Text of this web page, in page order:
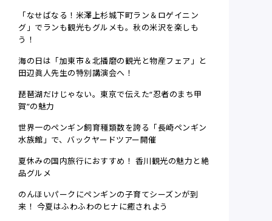
「なせばなる！米澤上杉城下町ラン＆ロゲイニン
グ」でランも観光もグルメも。秋の米沢を楽しも
う！
海の日は「加東市＆北播磨の観光と物産フェア」と
田辺眞人先生の特別講演会へ！
琵琶湖だけじゃない。東京で伝えた“忍者のまち甲
賀”の魅力
世界一のペンギン飼育種類数を誇る「長崎ペンギン
水族館」で、バックヤードツアー開催
夏休みの国内旅行におすすめ！ 香川観光の魅力と絶
品グルメ
のんほいパークにペンギンの子育てシーズンが到
来！ 今夏はふわふわのヒナに癒されよう